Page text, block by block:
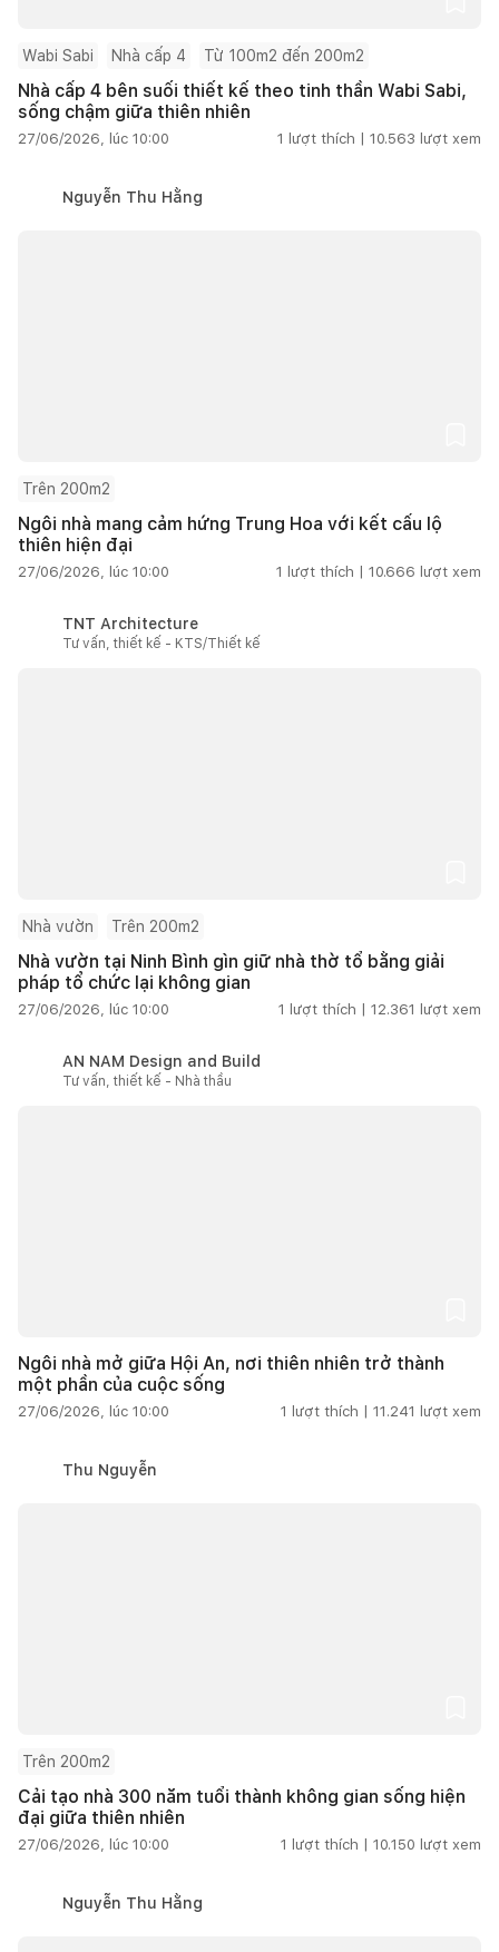
Wabi Sabi Nhà cấp 4 Từ 100m2 đến 200m2
Nhà cấp 4 bên suối thiết kế theo tinh thần Wabi Sabi,
sống chậm giữa thiên nhiên
27/06/2026, lúc 10:00 1 lượt thích | 10.563 lượt xem
Nguyễn Thu Hằng
Trên 200m2
Ngôi nhà mang cảm hứng Trung Hoa với kết cấu lộ
thiên hiện đại
27/06/2026, lúc 10:00 1 lượt thích | 10.666 lượt xem
TNT Architecture
Tư vấn, thiết kế - KTS/Thiết kế
Nhà vườn Trên 200m2
Nhà vườn tại Ninh Bình gìn giữ nhà thờ tổ bằng giải
pháp tổ chức lại không gian
27/06/2026, lúc 10:00 1 lượt thích | 12.361 lượt xem
AN NAM Design and Build
Tư vấn, thiết kế - Nhà thầu
Ngôi nhà mở giữa Hội An, nơi thiên nhiên trở thành
một phần của cuộc sống
27/06/2026, lúc 10:00 1 lượt thích | 11.241 lượt xem
Thu Nguyễn
Trên 200m2
Cải tạo nhà 300 năm tuổi thành không gian sống hiện
đại giữa thiên nhiên
27/06/2026, lúc 10:00 1 lượt thích | 10.150 lượt xem
Nguyễn Thu Hằng